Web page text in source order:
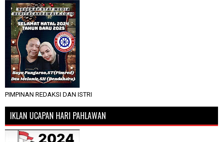
PIMPINAN REDAKSI DAN ISTRI
IKLAN UCAPAN HARI PAHLAWAN